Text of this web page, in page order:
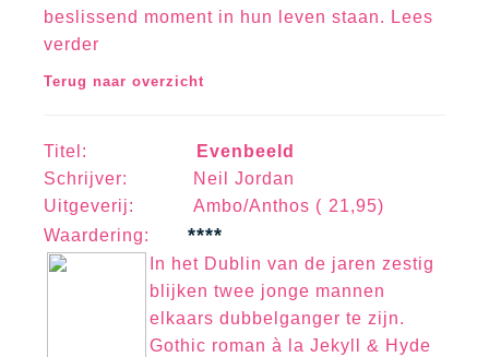
beslissend moment in hun leven staan. Lees
verder
Terug naar overzicht
Titel:
Evenbeeld
Schrijver: Neil Jordan
Uitgeverij: Ambo/Anthos ( 21,95)
Waardering: ****
In het Dublin van de jaren zestig
blijken twee jonge mannen
elkaars dubbelganger te zijn.
Gothic roman à la Jekyll & Hyde